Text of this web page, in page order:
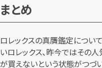
まとめ
ロレックスの真贋鑑定につい
いロレックス、昨今ではその
が買えないという状態がつづ